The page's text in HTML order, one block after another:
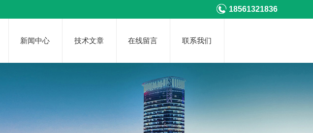
18561321836
新闻中心 技术文章 在线留言 联系我们